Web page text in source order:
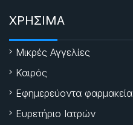
ΧΡΗΣΙΜΑ
Μικρές Αγγελίες
Καιρός
Εφημερεύοντα φαρμακεία
Ευρετήριο Ιατρών